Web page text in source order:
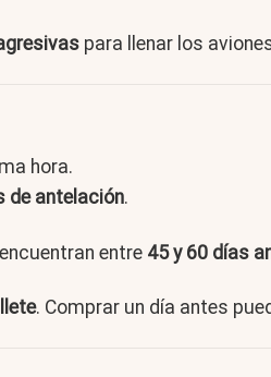
para llenar los
hora.
de antelación.
entre 45 y 60 días
. Comprar un día antes